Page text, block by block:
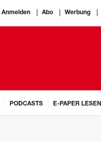
Anmelden Abo Werbung
PODCASTS E-PAPER LESEN